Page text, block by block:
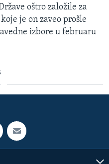
oštro založile za
je on zaveo prošle
izbore u februaru